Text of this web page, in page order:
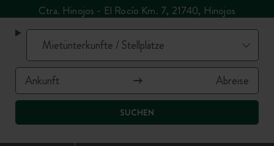
SUCHEN
Ctra. Hinojos - El Rocío Km. 7, 21740, Hinojos